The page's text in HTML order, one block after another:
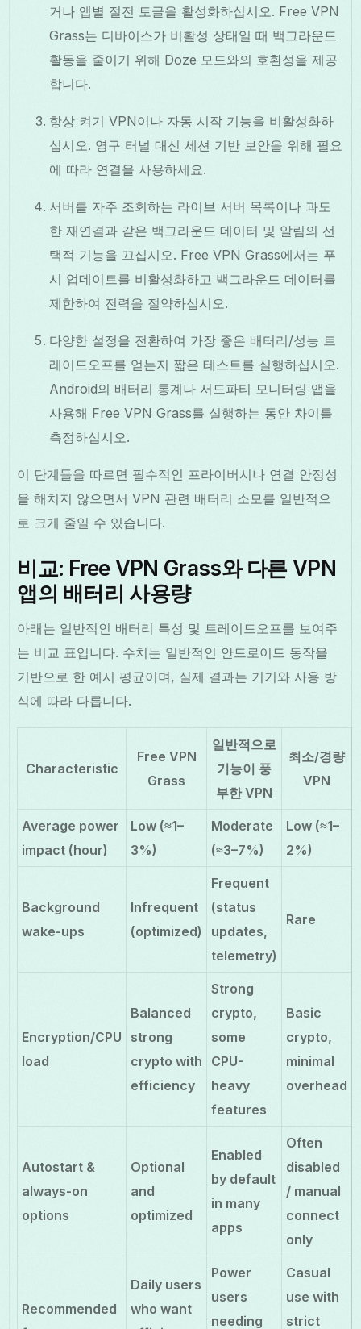
거나 앱별 절전 토글을 활성화하십시오. Free VPN
Grass는 디바이스가 비활성 상태일 때 백그라운드
활동을 줄이기 위해 Doze 모드와의 호환성을 제공
합니다.
항상 켜기 VPN이나 자동 시작 기능을 비활성화하
십시오. 영구 터널 대신 세션 기반 보안을 위해 필요
에 따라 연결을 사용하세요.
서버를 자주 조회하는 라이브 서버 목록이나 과도
한 재연결과 같은 백그라운드 데이터 및 알림의 선
택적 기능을 끄십시오. Free VPN Grass에서는 푸
시 업데이트를 비활성화하고 백그라운드 데이터를
제한하여 전력을 절약하십시오.
다양한 설정을 전환하여 가장 좋은 배터리/성능 트
레이드오프를 얻는지 짧은 테스트를 실행하십시오.
Android의 배터리 통계나 서드파티 모니터링 앱을
사용해 Free VPN Grass를 실행하는 동안 차이를
측정하십시오.
이 단계들을 따르면 필수적인 프라이버시나 연결 안정성
을 해치지 않으면서 VPN 관련 배터리 소모를 일반적으
로 크게 줄일 수 있습니다.
비교: Free VPN Grass와 다른 VPN
앱의 배터리 사용량
아래는 일반적인 배터리 특성 및 트레이드오프를 보여주
는 비교 표입니다. 수치는 일반적인 안드로이드 동작을
기반으로 한 예시 평균이며, 실제 결과는 기기와 사용 방
식에 따라 다릅니다.
Characteristic
Free VPN
Grass
일반적으로
기능이 풍
부한 VPN
최소/경량
VPN
Average power
impact (hour)
Low (≈1–
3%)
Moderate
(≈3–7%)
Low (≈1–
2%)
Background
wake-ups
Infrequent
(optimized)
Frequent
(status
updates,
telemetry)
Rare
Encryption/CPU
load
Balanced
strong
crypto with
efficiency
Strong
crypto,
some
CPU-
heavy
features
Basic
crypto,
minimal
overhead
Autostart &
always-on
options
Optional
and
optimized
Enabled
by default
in many
apps
Often
disabled
/ manual
connect
only
Recommended
Daily users
who want
Power
users
needing
Casual
use with
strict